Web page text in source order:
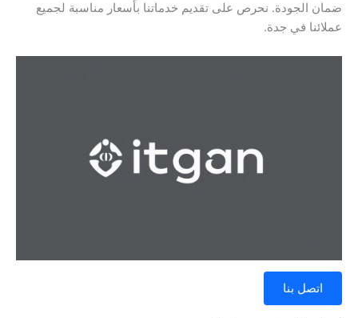
ضمان الجودة. نحرص على تقديم خدماتنا بأسعار مناسبة لجميع
عملائنا في جدة.
اتصل بنا